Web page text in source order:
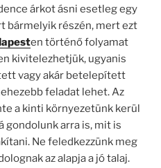
árkot ásni esetleg egy
bármelyik részén, mert ezt
en történő folyamat
kivitelezhetjük, ugyanis
vagy akár betelepített
feladat lehet. Az
a kinti környezetünk kerül
gondolunk arra is, mit is
Ne feledkezzünk meg
az alapja a jó talaj.